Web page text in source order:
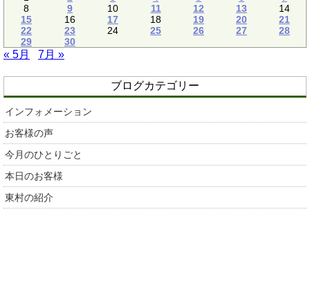
8
9 10 11 12 13
14
15
16 17 18 19 20
21
22
23 24 25 26 27
28
29
30
« 5月 7月 »
ブログカテゴリー
インフォメーション
お客様の声
今月のひとりごと
本日のお客様
東村の紹介